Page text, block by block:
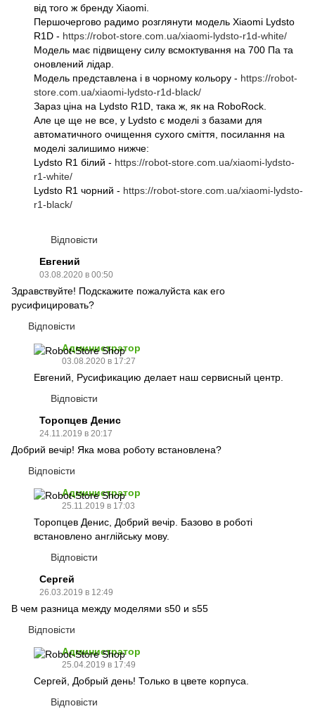
від того ж бренду Xiaomi.
Першочергово радимо розглянути модель Xiaomi Lydsto
R1D - https://robot-store.com.ua/xiaomi-lydsto-r1d-white/
Модель має підвищену силу всмоктування на 700 Па та
оновлений лідар.
Модель представлена і в чорному кольору - https://robot-
store.com.ua/xiaomi-lydsto-r1d-black/
Зараз ціна на Lydsto R1D, така ж, як на RoboRock.
Але це ще не все, у Lydsto є моделі з базами для
автоматичного очищення сухого сміття, посилання на
моделі залишимо нижче:
Lydsto R1 білий - https://robot-store.com.ua/xiaomi-lydsto-
r1-white/
Lydsto R1 чорний - https://robot-store.com.ua/xiaomi-lydsto-
r1-black/
Відповісти
Евгений
03.08.2020 в 00:50
Здравствуйте! Подскажите пожалуйста как его
русифицировать?
Відповісти
Администратор
03.08.2020 в 17:27
Евгений, Русификацию делает наш сервисный центр.
Відповісти
Торопцев Денис
24.11.2019 в 20:17
Добрий вечір! Яка мова роботу встановлена?
Відповісти
Администратор
25.11.2019 в 17:03
Торопцев Денис, Добрий вечір. Базово в роботі
встановлено англійську мову.
Відповісти
Сергей
26.03.2019 в 12:49
В чем разница между моделями s50 и s55
Відповісти
Администратор
25.04.2019 в 17:49
Сергей, Добрый день! Только в цвете корпуса.
Відповісти